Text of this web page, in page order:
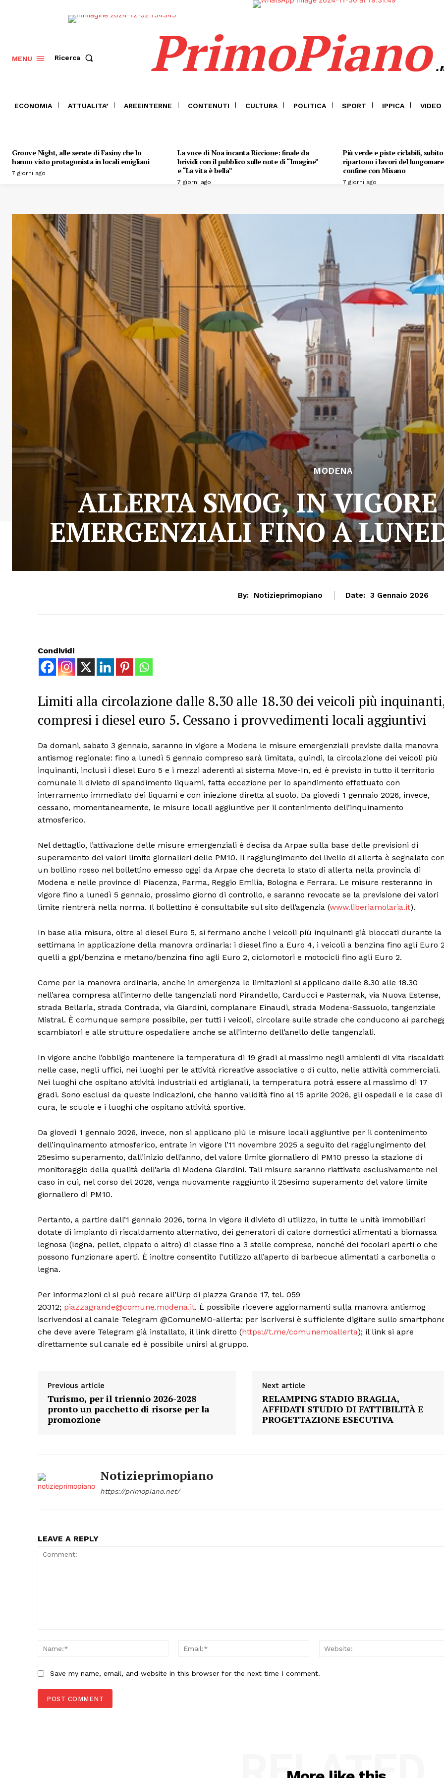
Menu
AREEINTERNE
CONTENUTI
ECONOMIA
Esclusive
SPORT
MENU Ricerca PrimoPiano
ECONOMIA ATTUALITA’ AREEINTERNE CONTENUTI CULTURA POLITICA SPORT IPPICA VIDEO
Groove Night, alle serate di Fasiny che lo
hanno visto protagonista in locali emigliani
7 giorni ago
La voce di Noa incanta Riccione: finale da
brividi con il pubblico sulle note di “Imagine”
e “La vita è bella”
7 giorni ago
Più verde e piste ciclabili,
ripartono i lavori del
confine con Misano
7 giorni ago
MODENA
ALLERTA SMOG, IN
EMERGENZIALI FINO A
By: Notizieprimopiano Date: 3 Gennaio 2026
Condividi
Limiti alla circolazione dalle 8.30 alle 18.30 dei veicoli più
compresi i diesel euro 5. Cessano i provvedimenti locali aggiuntivi
Da domani, sabato 3 gennaio, saranno in vigore a Modena le misure emergenziali previste dalla manovra
antismog regionale: fino a lunedì 5 gennaio compreso sarà limitata, quindi, la circolazione dei veicoli più
inquinanti, inclusi i diesel Euro 5 e i mezzi aderenti al sistema Move-In, ed è previsto in tutto il territorio
comunale il divieto di spandimento liquami, fatta eccezione per lo spandimento effettuato con
interramento immediato dei liquami e con iniezione diretta al suolo. Da giovedì 1 gennaio 2026, invece,
cessano, momentaneamente, le misure locali aggiuntive per il contenimento dell’inquinamento
atmosferico.
Nel dettaglio, l’attivazione delle misure emergenziali è decisa da Arpae sulla base delle previsioni di
superamento dei valori limite giornalieri delle PM10. Il raggiungimento del livello di allerta è segnalato
un bollino rosso nel bollettino emesso oggi da Arpae che decreta lo stato di allerta nella provincia di
Modena e nelle province di Piacenza, Parma, Reggio Emilia, Bologna e Ferrara. Le misure resteranno in
vigore fino a lunedì 5 gennaio, prossimo giorno di controllo, e saranno revocate se la previsione dei valori
limite rientrerà nella norma. Il bollettino è consultabile sul sito dell’agenzia (www.liberiamolaria.it).
In base alla misura, oltre ai diesel Euro 5, si fermano anche i veicoli più inquinanti già bloccati durante la
settimana in applicazione della manovra ordinaria: i diesel fino a Euro 4, i veicoli a benzina fino agli Euro
quelli a gpl/benzina e metano/benzina fino agli Euro 2, ciclomotori e motocicli fino agli Euro 2.
Come per la manovra ordinaria, anche in emergenza le limitazioni si applicano dalle 8.30 alle 18.30
nell’area compresa all’interno delle tangenziali nord Pirandello, Carducci e Pasternak, via Nuova Estense,
strada Bellaria, strada Contrada, via Giardini, complanare Einaudi, strada Modena-Sassuolo, tangenziale
Mistral. È comunque sempre possibile, per tutti i veicoli, circolare sulle strade che conducono ai
scambiatori e alle strutture ospedaliere anche se all’interno dell’anello delle tangenziali.
In vigore anche l’obbligo mantenere la temperatura di 19 gradi al massimo negli ambienti di vita
nelle case, negli uffici, nei luoghi per le attività ricreative associative o di culto, nelle attività commerciali.
Nei luoghi che ospitano attività industriali ed artigianali, la temperatura potrà essere al massimo di 17
gradi. Sono esclusi da queste indicazioni, che hanno validità fino al 15 aprile 2026, gli ospedali e le case di
cura, le scuole e i luoghi che ospitano attività sportive.
Da giovedì 1 gennaio 2026, invece, non si applicano più le misure locali aggiuntive per il contenimento
dell’inquinamento atmosferico, entrate in vigore l’11 novembre 2025 a seguito del raggiungimento del
25esimo superamento, dall’inizio dell’anno, del valore limite giornaliero di PM10 presso la stazione di
monitoraggio della qualità dell’aria di Modena Giardini. Tali misure saranno riattivate esclusivamente nel
caso in cui, nel corso del 2026, venga nuovamente raggiunto il 25esimo superamento del valore limite
giornaliero di PM10.
Pertanto, a partire dall’1 gennaio 2026, torna in vigore il divieto di utilizzo, in tutte le unità immobiliari
dotate di impianto di riscaldamento alternativo, dei generatori di calore domestici alimentati a biomassa
legnosa (legna, pellet, cippato o altro) di classe fino a 3 stelle comprese, nonché dei focolari aperti o che
possono funzionare aperti. È inoltre consentito l’utilizzo all’aperto di barbecue alimentati a carbonella o
legna.
Per informazioni ci si può recare all’Urp di piazza Grande 17, tel. 059
20312; piazzagrande@comune.modena.it. È possibile ricevere aggiornamenti sulla manovra antismog
iscrivendosi al canale Telegram @ComuneMO-allerta: per iscriversi è sufficiente digitare sullo
che deve avere Telegram già installato, il link diretto (https://t.me/comunemoallerta); il link si apre
direttamente sul canale ed è possibile unirsi al gruppo.
Previous article
Turismo, per il triennio 2026-2028
pronto un pacchetto di risorse per la
promozione
Next article
RELAMPING STADIO BRAGLIA,
AFFIDATI STUDIO DI FATTIBILITÀ E
PROGETTAZIONE ESECUTIVA
Notizieprimopiano
https://primopiano.net/
LEAVE A REPLY
Name:*
Email:*
Save my name, email, and website in this browser for the next time I comment.